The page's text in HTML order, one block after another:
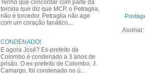
Assinar:
Tenho que concordar com parte da
torcida que diz que MCP, o Petraglia,
não é torcedor. Petraglia não age
com um coração fanático,...
CONDENADO!
E agora José? Ex-prefeito de
Colombo é condenado a 3 anos de
prisão. O ex-prefeito de Colombo, J.
Camargo, foi condenado no ú...